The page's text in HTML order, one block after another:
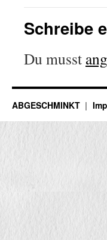
Schreibe
Du musst
ABGESCHMINKT